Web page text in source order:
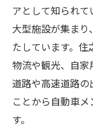
アとして知られ
大型施設が集ま
たしています。住
物流や観光、自
道路や高速道路
ことから自動車
す。